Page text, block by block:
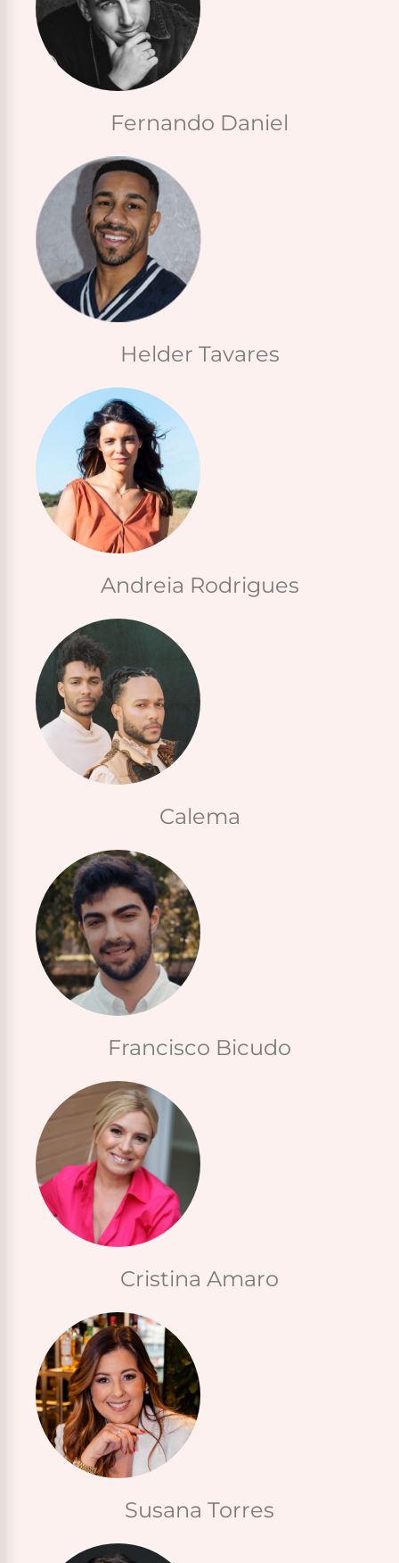
Fernando Daniel
Helder Tavares
Andreia Rodrigues
Calema
Francisco Bicudo
Cristina Amaro
Susana Torres